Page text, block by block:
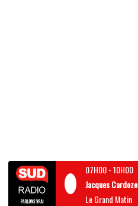
07H00-10H00
Jacques Cardoze
Le Grand Matin